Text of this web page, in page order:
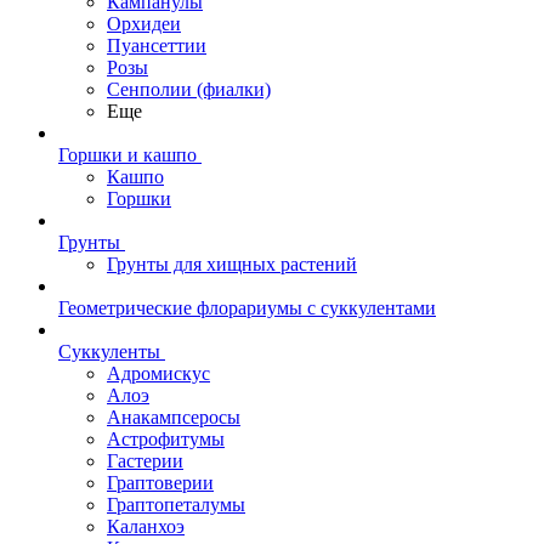
Орхидеи
Пуансеттии
Розы
Сенполии (фиалки)
Еще
Горшки и кашпо
Кашпо
Горшки
Грунты
Грунты для хищных растений
Геометрические флорариумы с суккулентами
Суккуленты
Адромискус
Алоэ
Анакампсеросы
Астрофитумы
Гастерии
Граптоверии
Граптопеталумы
Каланхоэ